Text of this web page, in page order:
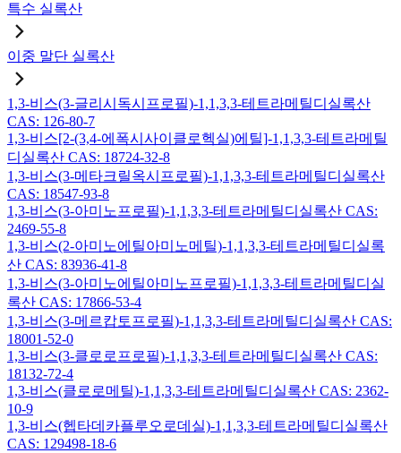
특수 실록산
이중 말단 실록산
1,3-비스(3-글리시독시프로필)-1,1,3,3-테트라메틸디실록산
CAS: 126-80-7
1,3-비스[2-(3,4-에폭시사이클로헥실)에틸]-1,1,3,3-테트라메틸
디실록산 CAS: 18724-32-8
1,3-비스(3-메타크릴옥시프로필)-1,1,3,3-테트라메틸디실록산
CAS: 18547-93-8
1,3-비스(3-아미노프로필)-1,1,3,3-테트라메틸디실록산 CAS:
2469-55-8
1,3-비스(2-아미노에틸아미노메틸)-1,1,3,3-테트라메틸디실록
산 CAS: 83936-41-8
1,3-비스(3-아미노에틸아미노프로필)-1,1,3,3-테트라메틸디실
록산 CAS: 17866-53-4
1,3-비스(3-메르캅토프로필)-1,1,3,3-테트라메틸디실록산 CAS:
18001-52-0
1,3-비스(3-클로로프로필)-1,1,3,3-테트라메틸디실록산 CAS:
18132-72-4
1,3-비스(클로로메틸)-1,1,3,3-테트라메틸디실록산 CAS: 2362-
10-9
1,3-비스(헵타데카플루오로데실)-1,1,3,3-테트라메틸디실록산
CAS: 129498-18-6